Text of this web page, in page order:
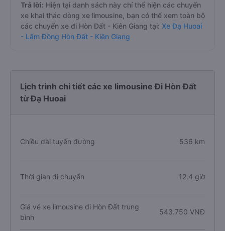
Trả lời: Hiện tại danh sách này chỉ thể hiện các chuyến
xe khai thác dòng xe limousine, bạn có thể xem toàn bộ
các chuyến xe đi Hòn Đất - Kiên Giang tại: Xe Đạ Huoai
- Lâm Đồng Hòn Đất - Kiên Giang
Lịch trình chi tiết các xe limousine Đi Hòn Đất
từ Đạ Huoai
Chiều dài tuyến đường 536 km
Thời gian di chuyển 12.4 giờ
Giá vé xe limousine đi Hòn Đất trung
bình
543.750 VNĐ